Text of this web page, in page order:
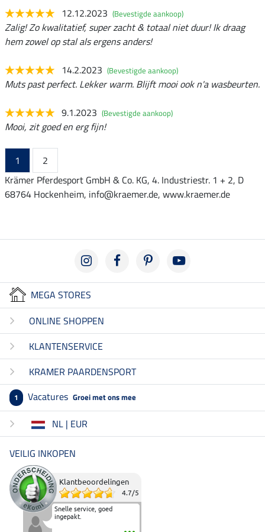
12.12.2023 (Bevestigde aankoop)
Zalig! Zo kwalitatief, super zacht & totaal niet duur! Ik draag
hem zowel op stal als ergens anders!
14.2.2023 (Bevestigde aankoop)
Muts past perfect. Lekker warm. Blijft mooi ook n'a wasbeurten.
9.1.2023 (Bevestigde aankoop)
Mooi, zit goed en erg fijn!
1
2
Krämer Pferdesport GmbH & Co. KG, 4. Industriestr. 1 + 2, D
68764 Hockenheim, info@kraemer.de, www.kraemer.de
MEGA STORES
ONLINE SHOPPEN
KLANTENSERVICE
KRAMER PAARDENSPORT
1 Vacatures Groei met ons mee
NL | EUR
VEILIG INKOPEN
Klantbeoordelingen
4.7/5
Snelle service, goed
ingepakt.